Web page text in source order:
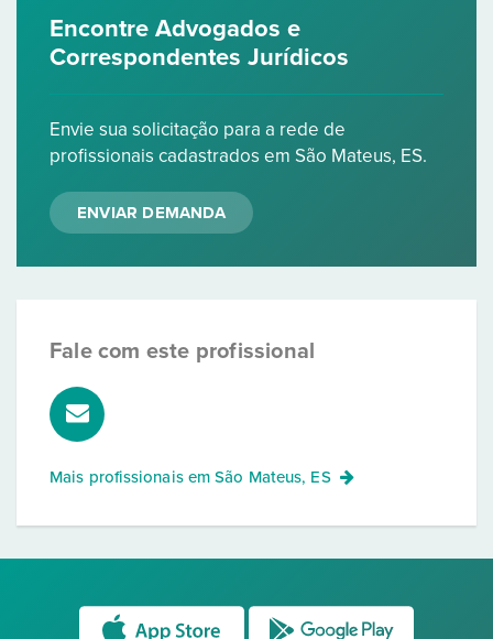
Encontre Advogados e
Correspondentes Jurídicos
Envie sua solicitação para a rede de
profissionais cadastrados em São Mateus, ES.
ENVIAR DEMANDA
Fale com este profissional
Mais profissionais emSão Mateus, ES